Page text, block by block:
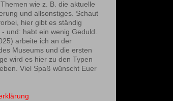
wie z. B. die aktuelle
und allsonstiges. Schaut
hier gibt es ständig
- und: habt ein wenig Geduld.
arbeite ich an der
Museums und die ersten
wird es hier zu den Typen
Viel Spaß wünscht Euer